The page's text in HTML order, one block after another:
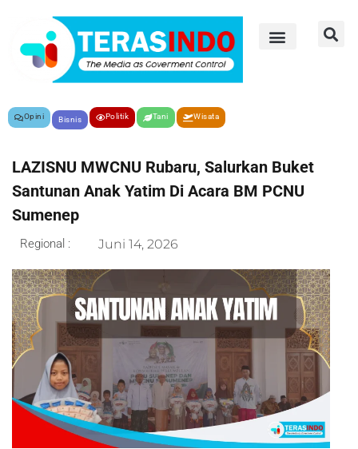
Opini Bisnis Politik Tani Wisata
LAZISNU MWCNU Rubaru, Salurkan Buket
Santunan Anak Yatim Di Acara BM PCNU
Sumenep
Regional : Juni 14, 2026